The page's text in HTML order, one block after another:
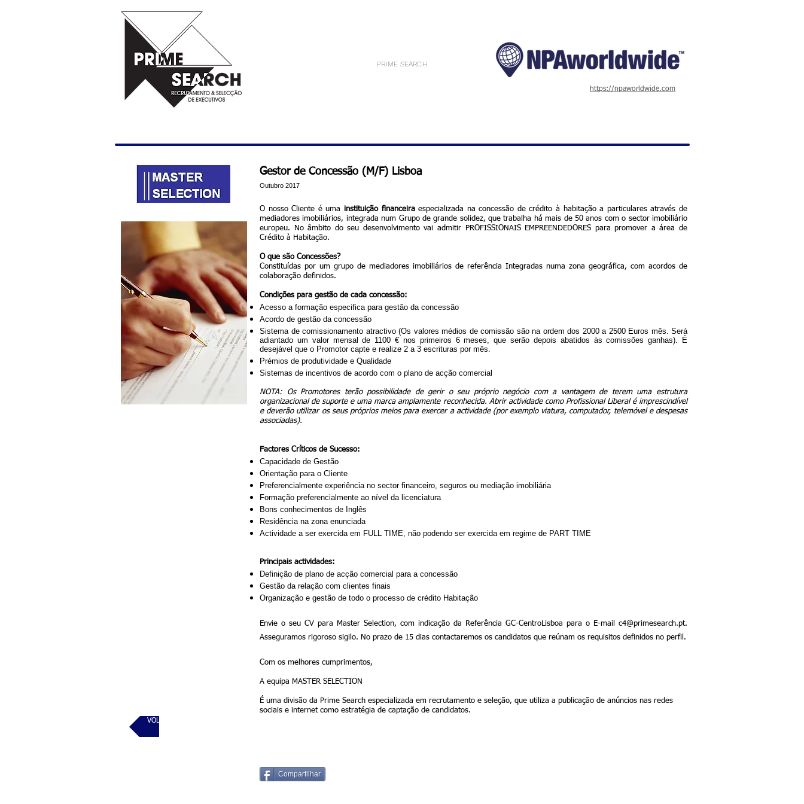
PRIME SEARCH
https://npaworldwide.com
VOLTAR
Gestor de Concessão (M/F) Lisboa
Outubro 2017
O nosso Cliente é uma instituição financeiraespecializada na concessão de crédito à habitação a particulares através de
mediadores imobiliários, integrada num Grupo de grande solidez, que trabalha há mais de 50 anos com o sector imobiliário
europeu. No âmbito do seu desenvolvimento vai admitir PROFISSIONAIS EMPREENDEDORES para promover a área de
Crédito à Habitação.
O que são Concessões?
Constituídas por um grupo de mediadores imobiliários de referência Integradas numa zona geográfica, com acordos de
colaboração definidos.
Condições para gestão de cada concessão:
Acesso a formação especifica para gestão da concessão
Acordo de gestão da concessão
Sistema de comissionamento atractivo (Os valores médios de comissão são na ordem dos 2000 a 2500 Euros mês. Será
adiantado um valor mensal de 1100 € nos primeiros 6 meses, que serão depois abatidos às comissões ganhas). É
desejável que o Promotor capte e realize 2 a 3 escrituras por mês.
Prémios de produtividade e Qualidade
Sistemas de incentivos de acordo com o plano de acção comercial
NOTA: Os Promotores terão possibilidade de gerir o seu próprio negócio com a vantagem de terem uma estrutura
organizacional de suporte e uma marca amplamente reconhecida. Abrir actividade como Profissional Liberal é imprescindível
e deverão utilizar os seus próprios meios para exercer a actividade (por exemplo viatura, computador, telemóvel e despesas
associadas).
Factores Críticos de Sucesso:
Capacidade de Gestão
Orientação para o Cliente
Preferencialmente experiência no sector financeiro, seguros ou mediação imobiliária
Formação preferencialmente ao nível da licenciatura
Bons conhecimentos de Inglês
Residência na zona enunciada
Actividade a ser exercida em FULL TIME, não podendo ser exercida em regime de PART TIME
Principais actividades:
Definição de plano de acção comercial para a concessão
Gestão da relação com clientes finais
Organização e gestão de todo o processo de crédito Habitação
Envie o seu CV para Master Selection, com indicação da Referência GC-CentroLisboa para o E-mail c4@primesearch.pt.
Asseguramos rigoroso sigilo. No prazo de 15 dias contactaremos os candidatos que reúnam os requisitos definidos no perfil.
Com os melhores cumprimentos,
A equipa MASTER SELECTION
É uma divisão da Prime Search especializada em recrutamento e seleção, que utiliza a publicação de anúncios nas redes
sociais e internet como estratégia de captação de candidatos.
Compartilhar